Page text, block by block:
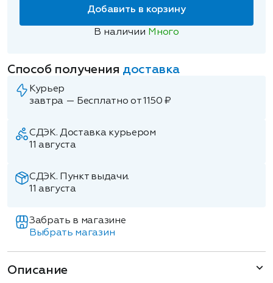
Добавить в корзину
В наличии Много
Способ получения доставка
Курьер
завтра — Бесплатно от 1150 ₽
СДЭК. Доставка курьером
11 августа
СДЭК. Пункт выдачи.
11 августа
Забрать в магазине
Выбрать магазин
Описание